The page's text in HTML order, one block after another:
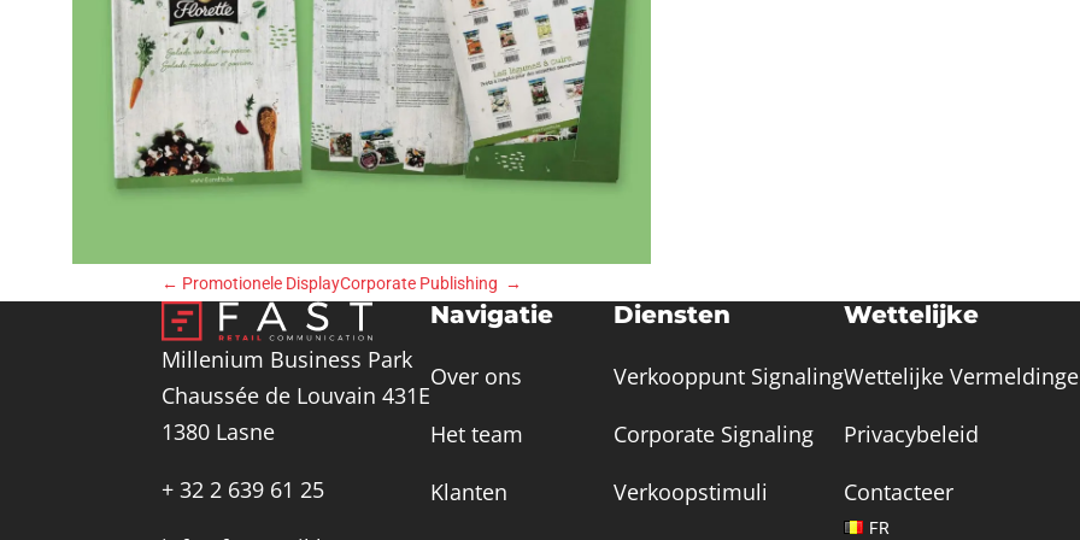
← Promotionele DisplayCorporate Publishing →
Millenium Business Park
Chaussée de Louvain 431E
1380 Lasne
+ 32 2 639 61 25
Navigatie
Over ons
Het team
Klanten
Diensten
Verkooppunt Signaling
Corporate Signaling
Verkoopstimuli
Wettelijke
Wettelijke
Privacybeleid
Contacteer
FR